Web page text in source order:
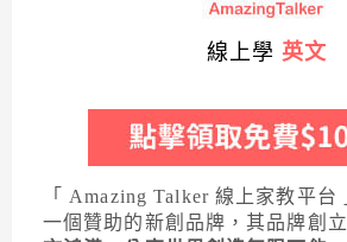
線上學 英文
「 Amazing Talker 線上家教平台
一個贊助的新創品牌，其品牌創